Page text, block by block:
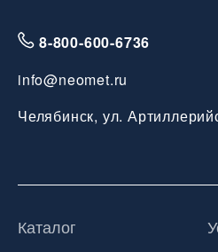
8-800-600-6736
info@neomet.ru
Челябинск, ул.
Каталог